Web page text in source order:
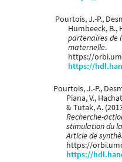
Pourtois, J.-P.,
Humbeeck, B.,
partenaires de
maternelle.
https://
https://
Pourtois, J.-P.,
Piana, V.,
& Tutak, A.
Recherche-
stimulation du
Article de
https://
https://